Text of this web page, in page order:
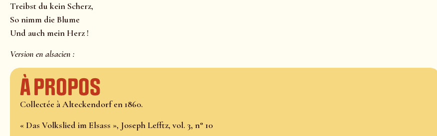
Treibst du kein Scherz,
So nimm die Blume
Und auch mein Herz !
Version en alsacien :
À propos
Collectée à Alteckendorf en 1860.
« Das Volkslied im Elsass », Joseph Lefftz, vol. 3, n° 10